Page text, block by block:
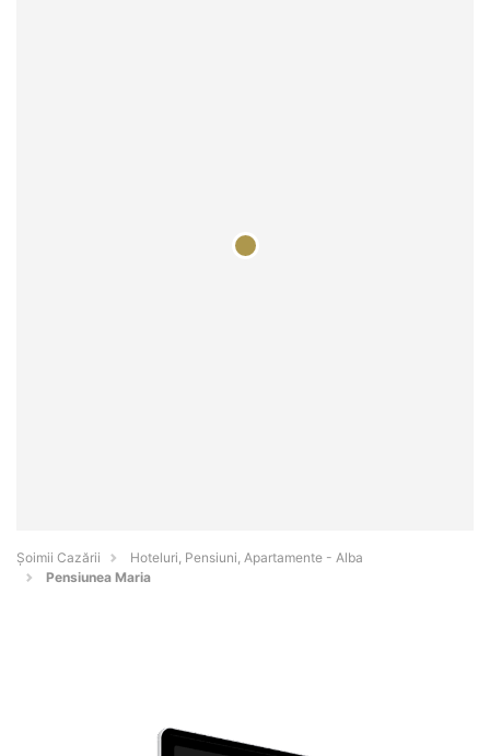
Șoimii Cazării
Hoteluri, Pensiuni, Apartamente - Alba
Pensiunea Maria